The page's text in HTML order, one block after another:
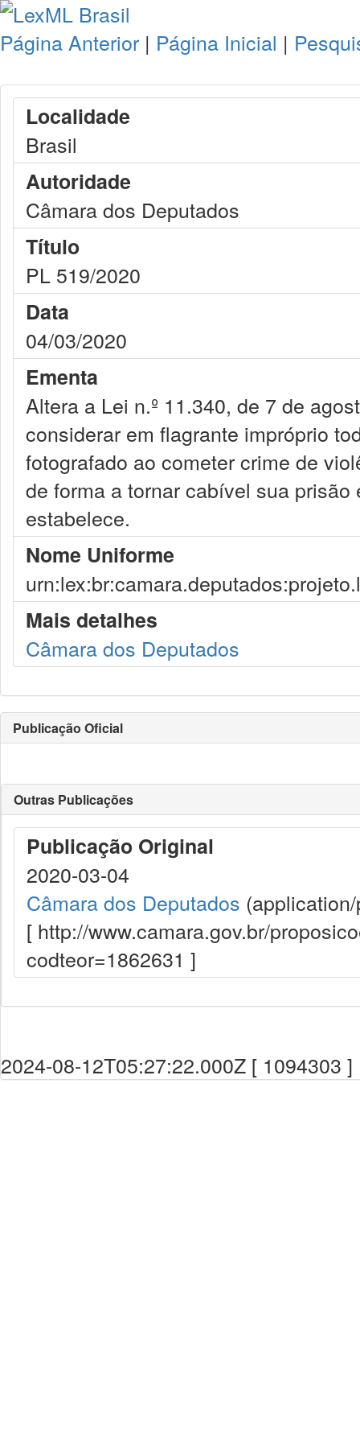
Página Anterior | Página Inicial |
Localidade
Brasil
Autoridade
Câmara dos Deputados
Título
PL 519/2020
Data
04/03/2020
Ementa
Altera a Lei n.º 11.340, de 7 de
considerar em flagrante impróprio
fotografado ao cometer crime de
de forma a tornar cabível sua
estabelece.
Nome Uniforme
Mais detalhes
Câmara dos Deputados
Publicação Oficial
Outras Publicações
Publicação Original
2020-03-04
Câmara dos Deputados
[ http://www.camara.gov.br/
codteor=1862631 ]
2024-08-12T05:27:22.000Z [ 1094303 ]